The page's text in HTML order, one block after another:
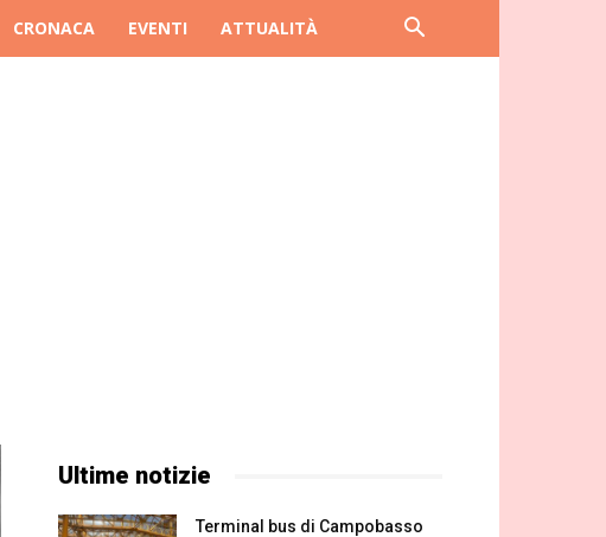
CRONACA EVENTI ATTUALITÀ
Ultime notizie
Terminal bus di Campobasso